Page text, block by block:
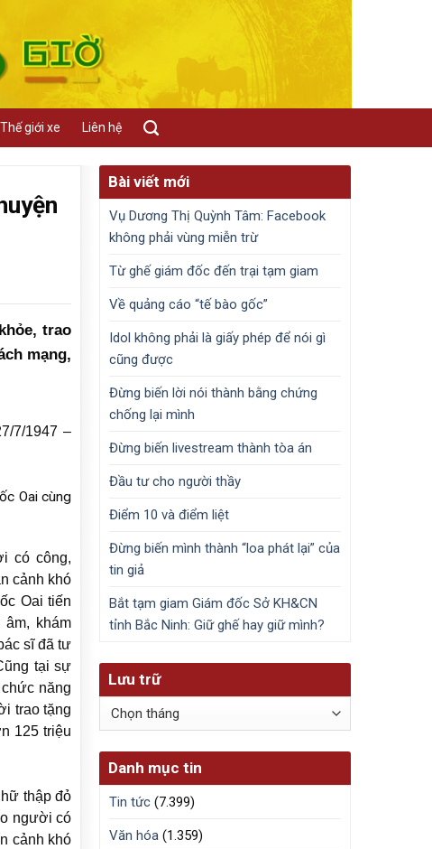
Thế giới xe Liên hệ
trao
mạng,
7/1947 –
Oai cùng
có công,
cảnh khó
Oai tiến
âm, khám
sĩ đã tư
tại sự
năng
trao tặng
125 triệu
thập đỏ
người có
cảnh khó
Bài viết mới
Vụ Dương Thị Quỳnh Tâm: Facebook
không phải vùng miễn trừ
Từ ghế giám đốc đến trại tạm giam
Về quảng cáo “tế bào gốc”
Idol không phải là giấy phép để nói gì
cũng được
Đừng biến lời nói thành bằng chứng
chống lại mình
Đừng biến livestream thành tòa án
Đầu tư cho người thầy
Điểm 10 và điểm liệt
Đừng biến mình thành “loa phát lại” của
tin giả
Bắt tạm giam Giám đốc Sở KH&CN
tỉnh Bắc Ninh: Giữ ghế hay giữ mình?
Lưu trữ
Lưu
Danh mục tin
Tin tức (7.399)
Văn hóa (1.359)